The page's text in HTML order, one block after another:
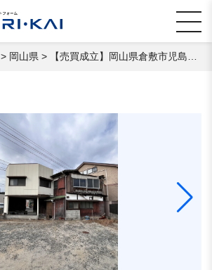
> 岡山県 > 【売買成立】岡山県倉敷市児島柳田町 空き家